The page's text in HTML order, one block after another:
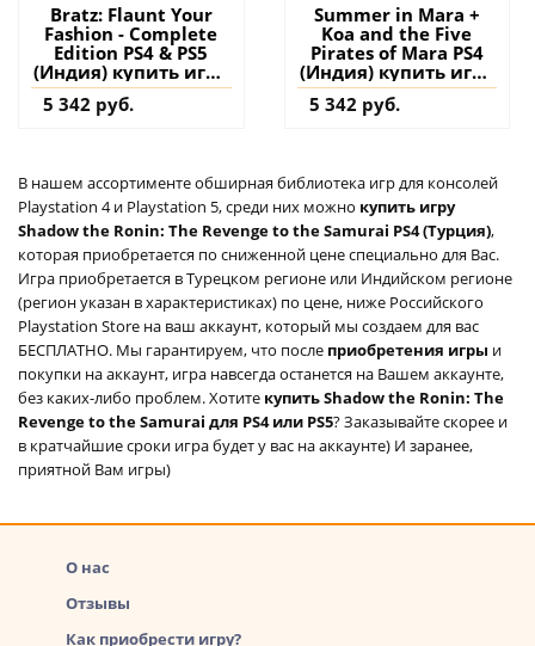
Bratz: Flaunt Your
Fashion - Complete
Edition PS4 & PS5
(Индия) купить игру
на аккаунт
5 342 руб.
Summer in Mara +
Koa and the Five
Pirates of Mara PS4
(Индия) купить игру
на аккаунт
5 342 руб.
В нашем ассортименте обширная библиотека игр для консолей
Playstation 4 и Playstation 5, среди них можно купить игру
Shadow the Ronin: The Revenge to the Samurai PS4 (Турция),
которая приобретается по сниженной цене специально для Вас.
Игра приобретается в Турецком регионе или Индийском регионе
(регион указан в характеристиках) по цене, ниже Российского
Playstation Store на ваш аккаунт, который мы создаем для вас
БЕСПЛАТНО. Мы гарантируем, что после приобретения игры и
покупки на аккаунт, игра навсегда останется на Вашем аккаунте,
без каких-либо проблем. Хотите купить Shadow the Ronin: The
Revenge to the Samurai для PS4 или PS5? Заказывайте скорее и
в кратчайшие сроки игра будет у вас на аккаунте) И заранее,
приятной Вам игры)
О нас
Отзывы
Как приобрести игру?